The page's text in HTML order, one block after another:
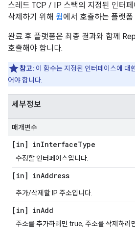
스레드 TCP / IP 스택의 지정된 인터
삭제하기 위해 웜에서 호출하는 플랫
완료 후 플랫폼은 최종 결과와 함께
호출해야 합니다.
참고: 이 함수는 지정된 인터페이스에 대
어야 합니다.
세부정보
매개변수
[in] inInterfaceType
수정할 인터페이스입니다.
[in] inAddress
추가/삭제할 IP 주소입니다.
[in] inAdd
주소를 추가하려면 true, 주소를 삭제하려